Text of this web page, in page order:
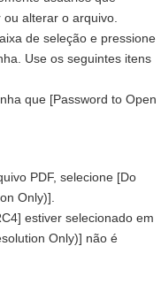
alterar o arquivo.
de seleção e pressione
Use os seguintes itens
que [Password to Open
PDF, selecione [Do
Only)].
estiver selecionado em
Only)] não é